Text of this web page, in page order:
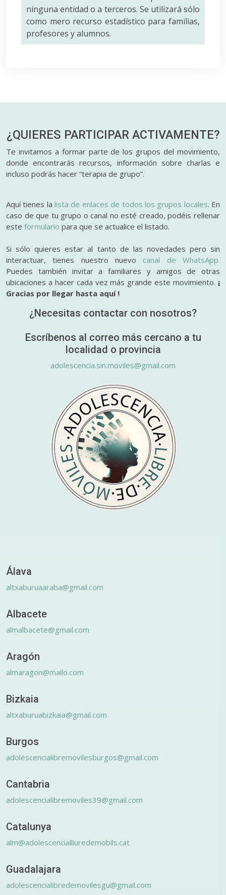
ninguna entidad o a terceros. Se utilizará sólo
como mero recurso estadístico para familias,
profesores y alumnos.
¿QUIERES PARTICIPAR ACTIVAMENTE?
Te invitamos a formar parte de los grupos del movimiento,
donde encontrarás recursos, información sobre charlas e
incluso podrás hacer “terapia de grupo”.
Aquí tienes lalista de enlaces de todos los grupos locales. En
caso de que tu grupo o canal no esté creado, podéis rellenar
este formulario para que se actualice el listado.
Si sólo quieres estar al tanto de las novedades pero sin
interactuar, tienes nuestro nuevo canal de WhatsApp.
Puedes también invitar a familiares y amigos de otras
ubicaciones a hacer cada vez más grande este movimiento. ¡
Gracias por llegar hasta aquí !
¿Necesitas contactar con nosotros?
Escríbenos al correo más cercano a tu
localidad o provincia
adolescencia.sin.moviles@gmail.com
Álava
altxaburuaaraba@gmail.com
Albacete
almalbacete@gmail.com
Aragón
almaragon@mailo.com
Bizkaia
altxaburuabizkaia@gmail.com
Burgos
adolescencialibremovilesburgos@gmail.com
Cantabria
adolescencialibremoviles39@gmail.com
Catalunya
alm@adolescencialliuredemobils.cat
Guadalajara
adolescencialibredemovilesgu@gmail.com